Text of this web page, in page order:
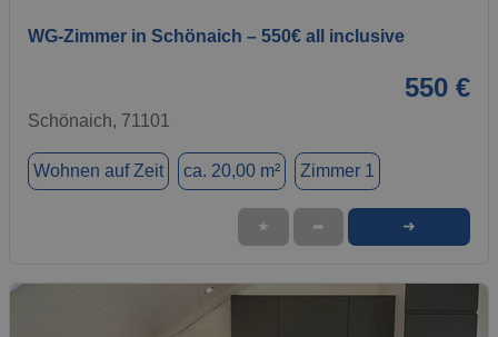
WG-Zimmer in Schönaich – 550€ all inclusive
550 €
Schönaich, 71101
Wohnen auf Zeit ca. 20,00 m² Zimmer 1
★ ➦ ➜